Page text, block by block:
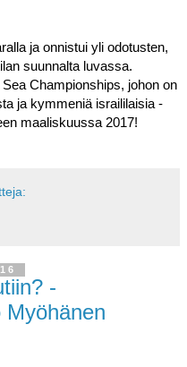
ja onnistui yli odotusten,
suunnalta luvassa.
Championships, johon on
ja kymmeniä israililaisia -
maaliskuussa 2017!
-
Myöhänen